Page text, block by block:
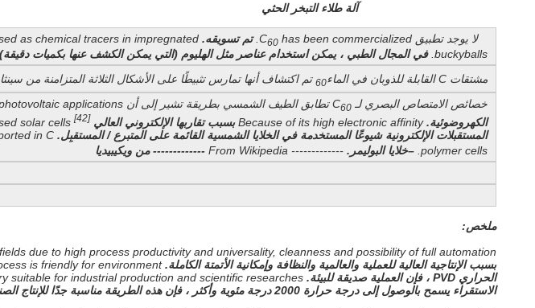
آلة طلاء التبخر الحثي
لا يوجد تطبيق C 60 has been commercialized. تم تسويقه. as chemical tracers in impregnated
buckyballs. في المجال الطبي ، يمكن استخدام عناصر مثل الهليوم (التي يمكن الكشف عنها بكميات
مشتقات C القابلة للذوبان في الماء
60 تم اكتشاف أنها تمارس تثبيطًا على الأشكال الثلاثة المتزامنة من
خصائص الامتصاص البصري لـ C 60 تطابق الطيف الشمسي بطريقة تشير إلى أن C applications.
الكهروضوئية. Because of its high electronic affinity بسبب تقاربها الإلكتروني العالي [42]
solar cells.
المستقبلات الإلكترونية شيوعًا المستخدمة في الخلايا الشمسية القائمة على المتبرع / المستقبِل. in C
polymer cells. –خلايا البوليمر. ------------- From Wikipedia ------------- من ويكيبيديا
ملخص:
due to high process productivity and universality, cleanness and possibility of full automation.
بسبب الإنتاجية العالية للعملية والعالمية والنظافة وإمكانية الأتمتة الكاملة. is friendly for environment.
الحراري PVD ، فإن العملية صديقة للبيئة.
for industrial production and scientific researches.
الاستقراء يسمح بالوصول إلى درجة حرارة 2000 درجة مئوية وأكثر ، فإن هذه الطريقة مناسبة جدًا للإنتاج الصناعي والبحوث العلمية.